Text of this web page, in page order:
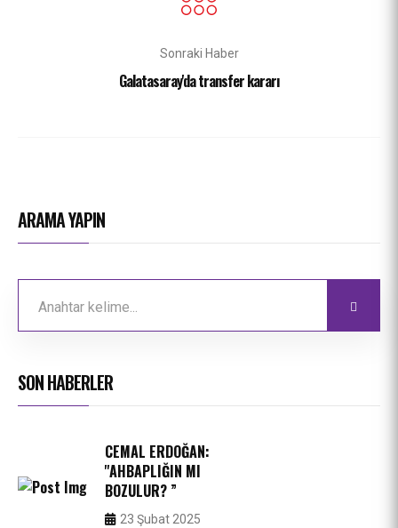
Sonraki Haber
Galatasaray'da transfer kararı
ARAMA YAPIN
SON HABERLER
CEMAL ERDOĞAN:
''AHBAPLIĞIN MI
BOZULUR? ”
23 Şubat 2025